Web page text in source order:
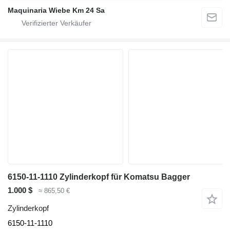
Maquinaria Wiebe Km 24 Sa
6150-11-1110 Zylinderkopf für Komatsu Bagger
1.000 $
≈ 865,50 €
Zylinderkopf
6150-11-1110